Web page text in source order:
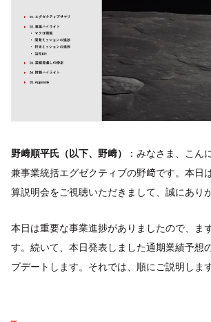
野﨑順平氏（以下、野﨑）
：みなさま、こん
兼事業統括エグゼクティブの野﨑です。本日
算説明会をご視聴いただきまして、誠にあり
本日は重要な事業進捗がありましたので、ま
す。続いて、本日発表しました通期業績予想
プデートします。それでは、順にご説明します